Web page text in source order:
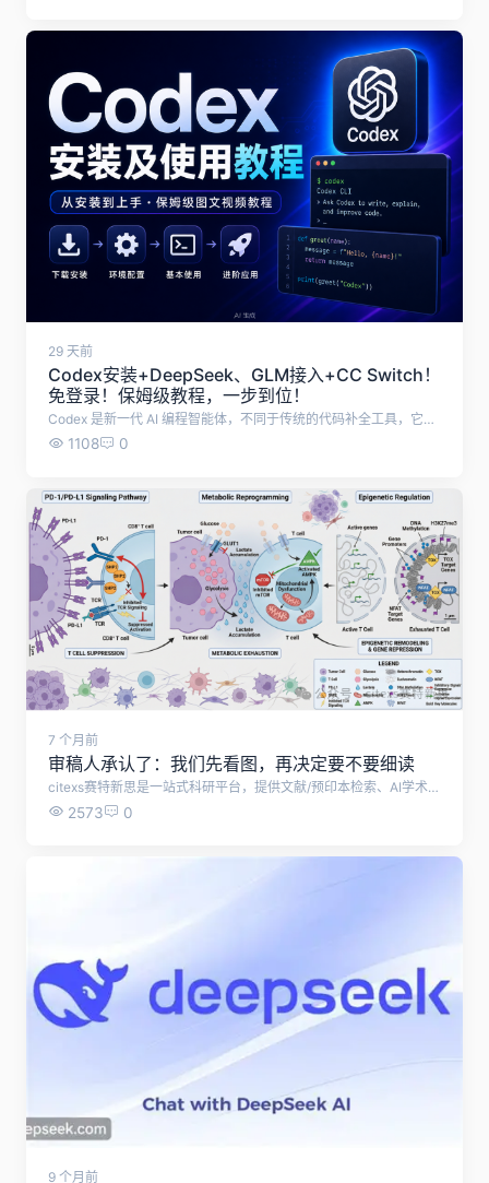
29 天前
Codex安装+DeepSeek、GLM接入+CC Switch！
免登录！保姆级教程，一步到位！
Codex 是新一代 AI 编程智能体，不同于传统的代码补全工具，它不仅能生成代码，还能理解整个项目、自动修改与重构、执行任务，并深度参与软件开发的全流程。 本文档从零开始，教大家使用Codex，小白也能学会！ 首先，下载Codex安装包：https://openai.com/zh-Hans-CN/codex/，下载后运行安装包 或者使用最简单的方式，直接在电脑Microsoft Store中，搜索codex，点击获取 安装成功后，打开Codex，打开后是这样的界面，需要我们登录，这一步可以先不管，直接退出。 然后，需要下载CC Switch工具，帮助我们配置Codex 下载地址：https://www.ccswitch.io/zh/ 点击免费下载后，跳转Github，根据电脑系统选择合适的安装包，我这里使用的是Windows便携版，无需安装的版本。 下载解压之后，双击运行cc-switch.exe 打开cc-switch之后，点击上方ChatGPT图标，再点击右侧的加号 在这里，可以选择配置各种大模型了，这里推荐字节跳动旗下的方舟 Agent Plan，最新支持 GLM-5.2 与 Kimi-K2.7，限时 9.9 元起，加量不加价。 添加之后，点击编辑进行配置 需要填入API Key，以及修改API 请求地址，其余设置默认即可。 API购买地址：https://www.volcengine.com/activity/agentplan 点击购买9.9元套餐，购买成功后点击开启使用 将API 请求地址改为：https://ark.cn-beijing.volces.com/api/plan/v3 可选择模式使用的大模型，推荐GLM-5.2 复制API Key填入cc-switch，然后点击保存。 配置成功后，点击启用，这时候会提示你，需要开启路由 开启路由，点击左上方设置按钮，点击路由，勾选这三个选项。 以上，就配置成功了。重启Codex，就能使用Codex了。
1108 0
7 个月前
审稿人承认了：我们先看图，再决定要不要细读
citexs赛特新思是一站式科研平台，提供文献/预印本检索、AI学术问答、课题调研与综述、SCI辅助写作、AI润色、智能降重&降AIGC、预审稿、审稿人回信、AI研究选题、全球科研基金查询、基金写作助手、AI文献计量学分析、图文检索、资讯解读、SCI期刊查选等技术支持。
2573 0
9 个月前